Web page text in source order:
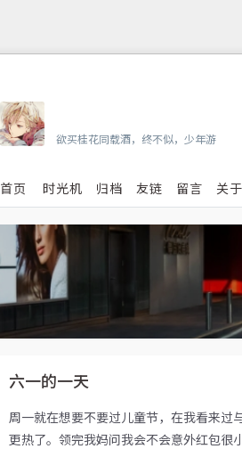
欲买桂花同载酒，终不似，少年游
首页 时光机 归档 友链 留言 关于
六一的一天
周一就在想要不要过儿童节，在我看来过
更热了。领完我妈问我会不会意外红包很